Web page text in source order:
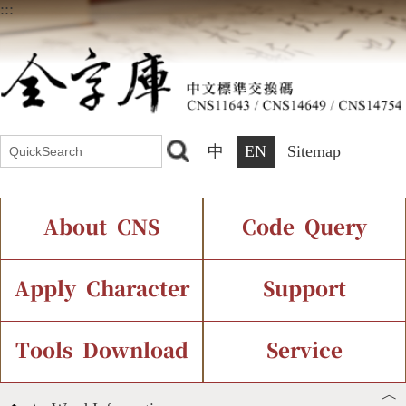
:::
中 EN Sitemap
About CNS
Introduction Current Status
Chinese Code Status
Code Query
IDS Query
Components Query
Apply Character
Application Process
Support
Font Instant Display
Tools Download Service
︿